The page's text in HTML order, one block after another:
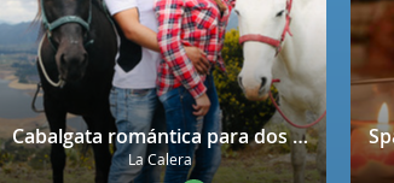
Cabalgata romántica para dos en La Calera con decoración
La Calera